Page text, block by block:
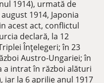
1914), urmată de
1914, Japonia
acest act, conflictul
declară, la 12
Înțelegeri; în 23
Austro-Ungariei; în
a intrat în război alături
iar la 6 aprilie anul 1917